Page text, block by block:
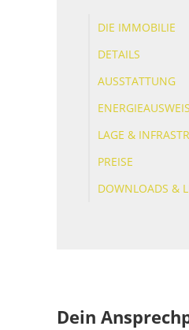
DIE IMMOBILIE
DETAILS
AUSSTATTUNG
ENERGIEAUSWEIS
LAGE &
PREISE
DOWNLOADS &
Dein